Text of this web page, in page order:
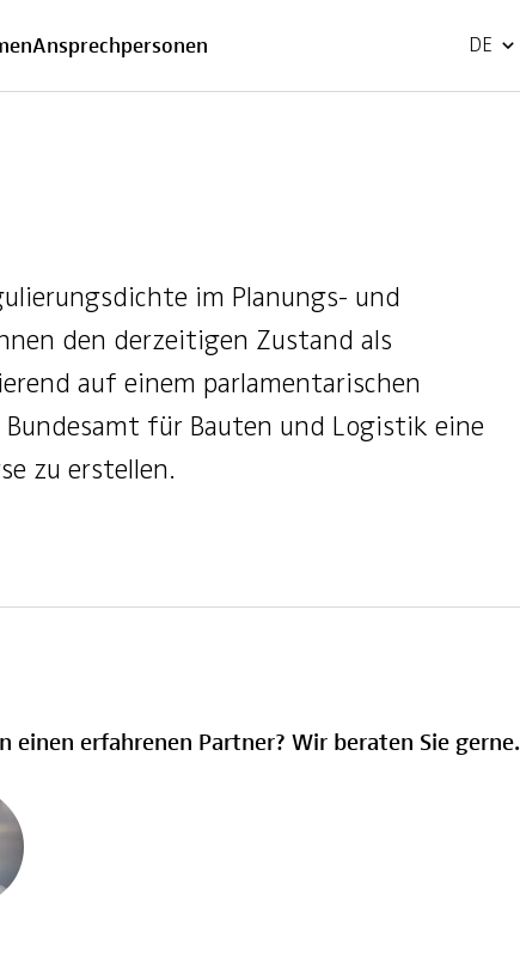
Ansprechpersonen DE
EN
im Planungs- und
den derzeitigen Zustand als
auf einem parlamentarischen
für Bauten und Logistik eine
zu erstellen.
einen erfahrenen Partner? Wir beraten Sie gerne.